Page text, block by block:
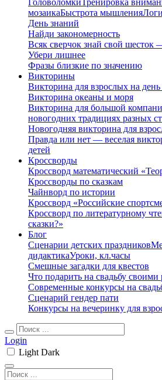
ГоловоломкиТренировка
мозаикаБыстрота мышления
День знаний
Найди закономерность
Всяк сверчок знай свой шесток
Убери лишнее
Фразы близкие по значению
Викторины
Викторина для взрослых на
Викторина океаны и моря
Викторина для большой
новогодних традициях разных
Новогодняя викторина для
Правда или нет — веселая
детей
Кроссворды
Кроссворд математический
Кроссворды по сказкам
Чайнворд по истории
Кроссворд «Российские
Кроссворд по литературному
сказки?»
Блог
Сценарии детских праздников
дидактикаУроки, кл.часы
Смешные загадки для квестов
Что подарить на свадьбу своими
Современные конкурсы на
Сценарий гендер пати
Конкурсы на вечеринку для
Login
Light Dark